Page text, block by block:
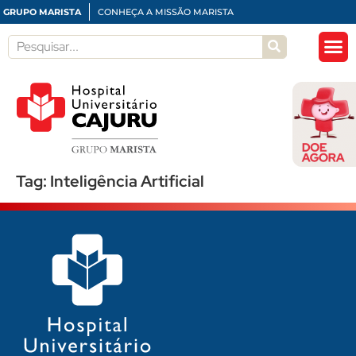
GRUPO MARISTA CONHEÇA A MISSÃO MARISTA
Tag: Inteligência Artificial